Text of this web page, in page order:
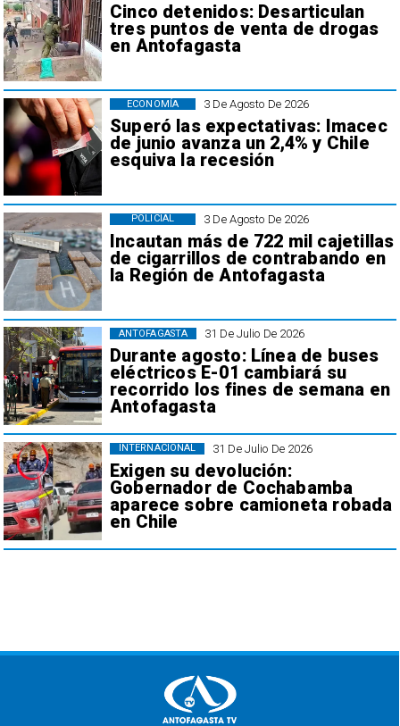
Cinco detenidos: Desarticulan
tres puntos de venta de drogas
en Antofagasta
3 De Agosto De 2026
Superó las expectativas: Imacec
de junio avanza un 2,4% y Chile
esquiva la recesión
ECONOMÍA
3 De Agosto De 2026
Incautan más de 722 mil cajetillas
de cigarrillos de contrabando en
la Región de Antofagasta
POLICIAL
31 De Julio De 2026
Durante agosto: Línea de buses
eléctricos E-01 cambiará su
recorrido los fines de semana en
Antofagasta
ANTOFAGASTA
31 De Julio De 2026
Exigen su devolución:
Gobernador de Cochabamba
aparece sobre camioneta robada
en Chile
INTERNACIONAL